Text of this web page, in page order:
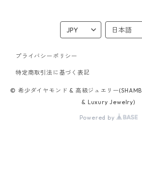
プライバシーポリシー
特定商取引法に基づく表記
© 希少ダイヤモンド & 高級ジュエリー
& Luxury Jewelry)
Powered by